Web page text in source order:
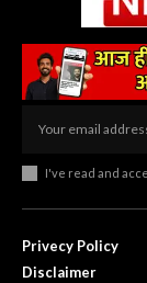
I've read and
Privecy Policy
Disclaimer